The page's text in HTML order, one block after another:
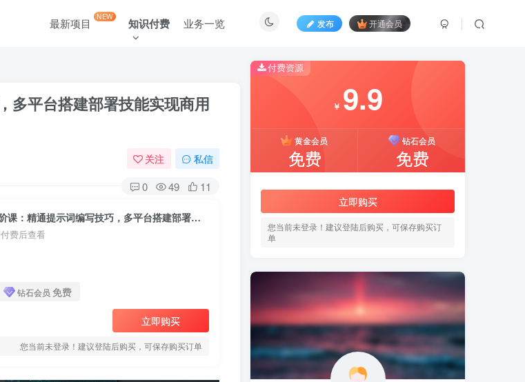
发布 开通会员
最新项目 NEW 知识付费 业务一览
多平台搭建部署技能实现商用
关注 私信
0 49 11
AI大模型应用开发进阶课：精通提示词编写技巧，多平台搭建部署技能实现商用化应用
费后查看
钻石会员 免费
立即购买
您当前未登录！建议登陆后购买，可保存购买订单
付费资源
￥ 9.9
黄金会员
免费
钻石会员
免费
立即购买
您当前未登录！建议登陆后购买，可保存购买订
单